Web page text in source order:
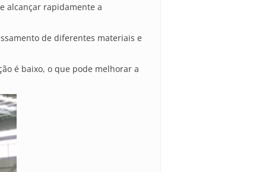
alcançar rapidamente a
de diferentes materiais e
é baixo, o que pode melhorar a